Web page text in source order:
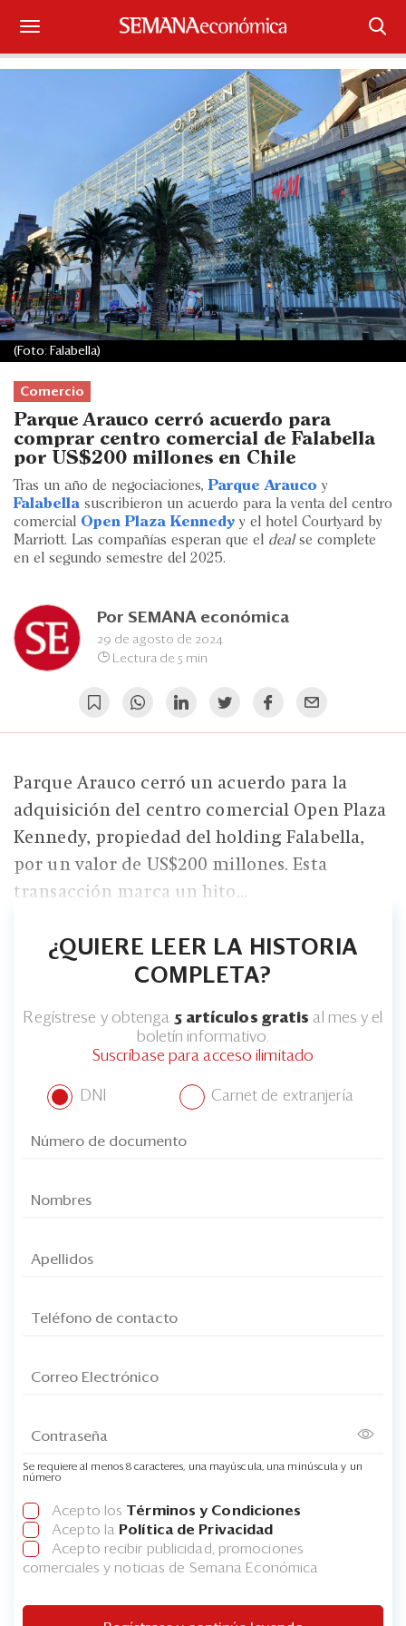
Suscríbase
¿Qué está pasando?
Sectores y Empresas
Management
Economía y Finanzas
Legal y Política
Eventos
Blogs
Ranking CEO
Edición Impresa
Comercio
Parque Arauco cerró acuerdo para
comprar centro comercial de Falabella
por US$200 millones en Chile
Tras un año de negociaciones, Parque Arauco y
Falabella suscribieron un acuerdo para la venta del centro
comercial Open Plaza Kennedy y el hotel Courtyard by
Marriott. Las compañías esperan que el deal se complete
en el segundo semestre del 2025.
Por SEMANA económica
29 de agosto de 2024
Lectura de 5 min
(Foto: Falabella)
Parque Arauco cerró un acuerdo para la
adquisición del centro comercial Open Plaza
Kennedy, propiedad del holding Falabella,
por un valor de US$200 millones. Esta
transacción marca un hito...
¿QUIERE LEER LA HISTORIA
COMPLETA?
Regístrese y obtenga 5 artículos gratis al mes y el
boletín informativo.
Suscríbase para acceso ilimitado
DNI Carnet de extranjería
Se requiere al menos 8 caracteres, una mayúscula, una minúscula y un
número
Acepto los Términos y Condiciones
Acepto la Política de Privacidad
Acepto recibir publicidad, promociones
comerciales y noticias de Semana Económica